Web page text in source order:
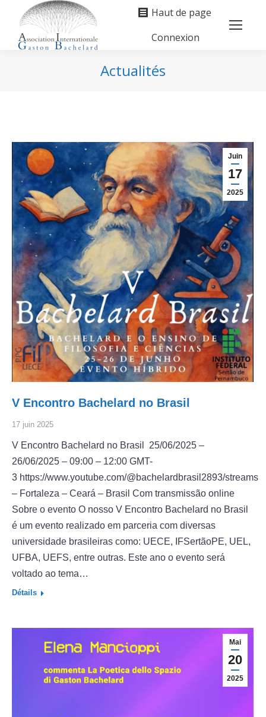
Haut de page
Connexion
Actualités
Juin
17
2025
V Encontro Bachelard no Brasil
17 juin 2025
V Encontro Bachelard no Brasil 25/06/2025 –
26/06/2025 – 09:00 – 12:00 GMT-
3 https://www.youtube.com/@bachelardbrasil2893/streams
– Fortaleza – Ceará – Brasil Com transmissão online
Sobre o evento O nosso V Encontro Bachelard no Brasil
é um evento realizado em parceria com diversas
universidade brasileiras como: UECE, IFSertãoPE, UEL,
UFBA, UEFS, entre outras. Este ano o evento será
voltado ao tema…
Détails
Mai
20
2025